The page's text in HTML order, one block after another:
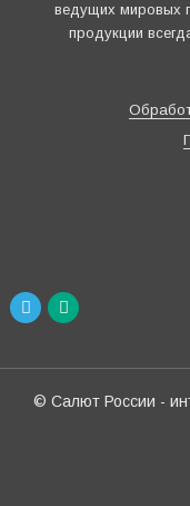
ведущих мировых
продукции
© Салют России -